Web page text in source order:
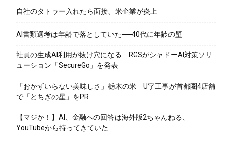
自社のタトゥー入れたら面接、米企業が炎上
AI書類選考は年齢で落としていた──40代に年齢の壁
社員の生成AI利用が抜け穴になる RGSがシャドーAI対策ソリ
ューション「SecureGo」を発表
「おかずいらない美味しさ」栃木の米 U字工事が首都圏4店舗
で「とちぎの星」をPR
【マジか！】AI、金融への回答は海外版2ちゃんねる、
YouTubeから持ってきていた